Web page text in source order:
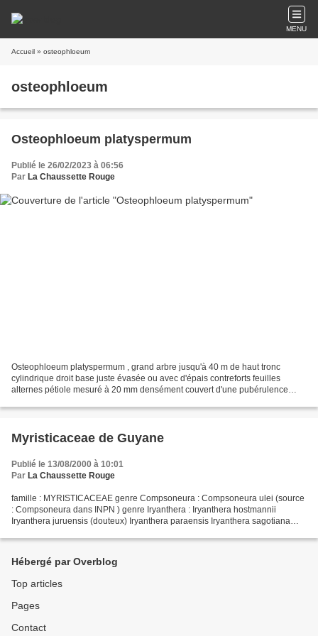
MENU
Accueil » osteophloeum
osteophloeum
Osteophloeum platyspermum
Publié le 26/02/2023 à 06:56
Par La Chaussette Rouge
Osteophloeum platyspermum , grand arbre jusqu'à 40 m de haut tronc
cylindrique droit base juste évasée ou avec d'épais contreforts feuilles
alternes pétiole mesuré à 20 mm densément couvert d'une pubérulence
Myristicaceae de Guyane
Publié le 13/08/2000 à 10:01
Par La Chaussette Rouge
famille : MYRISTICACEAE genre Compsoneura : Compsoneura ulei (source
: Compsoneura dans INPN ) genre Iryanthera : Iryanthera hostmannii
Iryanthera juruensis (douteux) Iryanthera paraensis Iryanthera sagotiana
Hébergé par Overblog
Top articles
Pages
Contact